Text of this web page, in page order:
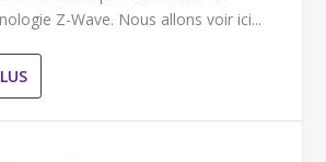
Z-Wave. Nous allons voir ici...